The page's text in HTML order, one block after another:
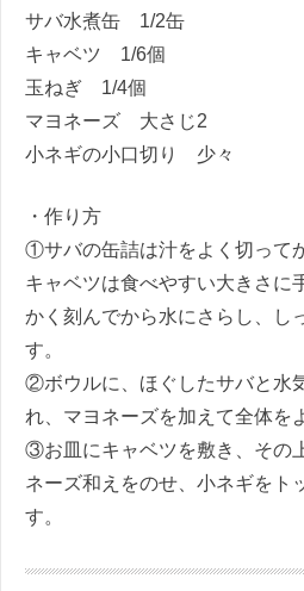
サバ水煮缶 1/2缶
キャベツ 1/6個
玉ねぎ 1/4個
マヨネーズ 大さじ2
小ネギの小口切り 少々
・作り方
①サバの缶詰は汁をよく切って
キャベツは食べやすい大きさに
かく刻んでから水にさらし、し
す。
②ボウルに、ほぐしたサバと水
れ、マヨネーズを加えて全体を
③お皿にキャベツを敷き、その
ネーズ和えをのせ、小ネギをト
す。